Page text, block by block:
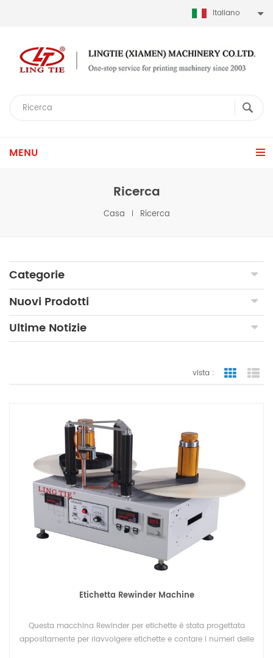
Italiano
MENU
Ricerca
Casa Ricerca
Categorie
Nuovi Prodotti
Ultime Notizie
vista : vista a
Etichetta Rewinder Machine
Questa macchina Rewinder per etichette è stata progettata
appositamente per riavvolgere etichette e contare i numeri delle